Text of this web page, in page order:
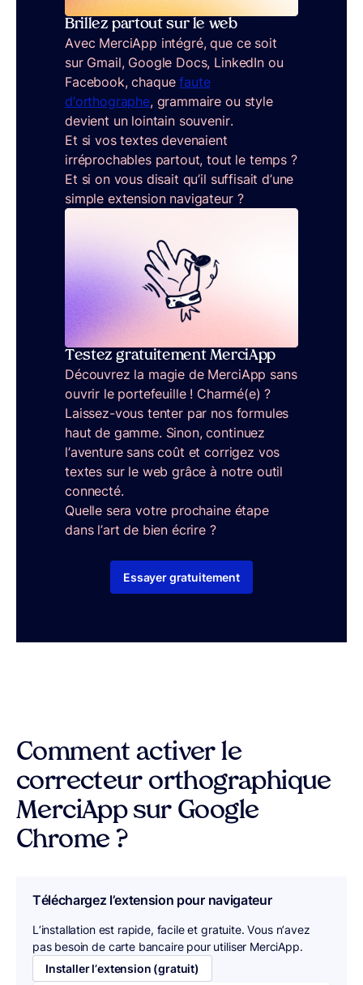
Brillez partout sur le web
Avec MerciApp intégré, que ce soit
sur Gmail, Google Docs, LinkedIn ou
Facebook, chaquefaute
d’orthographe, grammaire ou style
devient un lointain souvenir.
Et si vos textes devenaient
irréprochables partout, tout le temps ?
Et si on vous disait qu’il suffisait d’une
simple extension navigateur ?
Testez gratuitement MerciApp
Découvrez la magie de MerciApp sans
ouvrir le portefeuille ! Charmé(e) ?
Laissez-vous tenter par nos formules
haut de gamme. Sinon, continuez
l’aventure sans coût et corrigez vos
textes sur le web grâce à notre outil
connecté.
Quelle sera votre prochaine étape
dans l’art de bien écrire ?
Essayer gratuitement
Comment activer le
correcteur orthographique
MerciApp sur Google
Chrome ?
Téléchargez l’extension pour navigateur
L’installation est rapide, facile et gratuite. Vous n’avez
pas besoin de carte bancaire pour utiliser MerciApp.
Installer l’extension (gratuit)